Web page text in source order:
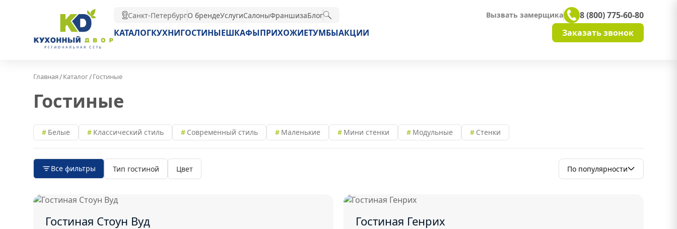
Санкт-ПетербургО брендеУслугиСалоныФраншизаБлог Вызвать замерщика
8 (800) 775-60-80
КАТАЛОГКУХНИГОСТИНЫЕШКАФЫПРИХОЖИЕТУМБЫАКЦИИ Заказать звонок
Главная/Каталог/Гостиные
Гостиные
Белые Классический стиль Современный стиль Маленькие Мини стенки Модульные Стенки
Все фильтры Тип гостиной Цвет По популярности
Гостиная Стоун Вуд Гостиная Генрих